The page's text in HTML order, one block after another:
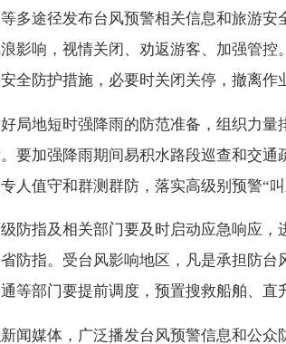
多途径发布台风预警相关信息和旅游
影响，视情关闭、劝返游客、加强管
全防护措施，必要时关闭关停，撤离作
局地短时强降雨的防范准备，组织力
要加强降雨期间易积水路段巡查和交
人值守和群测群防，落实高级别预警“
防指及相关部门要及时启动应急响应
防指。受台风影响地区，凡是承担防
等部门要提前调度，预置搜救船舶、
闻媒体，广泛播发台风预警信息和公